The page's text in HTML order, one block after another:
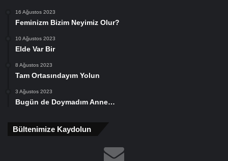
16 Ağustos 2023
Feminizm Bizim Neyimiz Olur?
10 Ağustos 2023
Elde Var Bir
8 Ağustos 2023
Tam Ortasındayım Yolun
3 Ağustos 2023
Bugün de Doymadım Anne…
Bültenimize Kaydolun